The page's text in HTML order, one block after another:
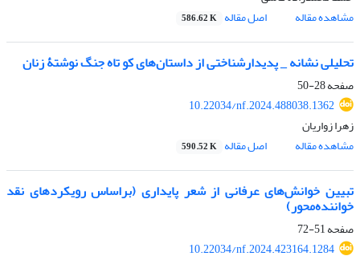
مشاهده مقاله
اصل مقاله 586.62 K
تحلیلی نشانه _ پدیدارشناختی از داستان‌های کو تاه جنگ نوشتۀ زنان
صفحه28-50
10.22034/nf.2024.488038.1362
زهرا زواریان
مشاهده مقاله
اصل مقاله 590.52 K
تبیین خوانش‌های عرفانی از شعر پایداری (براساس رویکردهای نقد
خواننده‌محور)
صفحه51-72
10.22034/nf.2024.423164.1284